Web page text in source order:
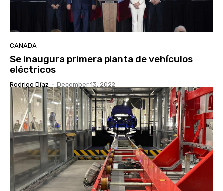
CANADA
Se inaugura primera planta de vehículos
eléctricos
Rodrigo Díaz - December 13, 2022